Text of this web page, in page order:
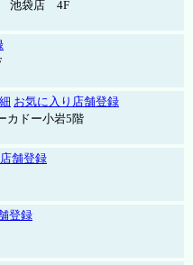
池袋店 4F
お気に入り店舗登録
カドー小岩5階
舗登録
登録